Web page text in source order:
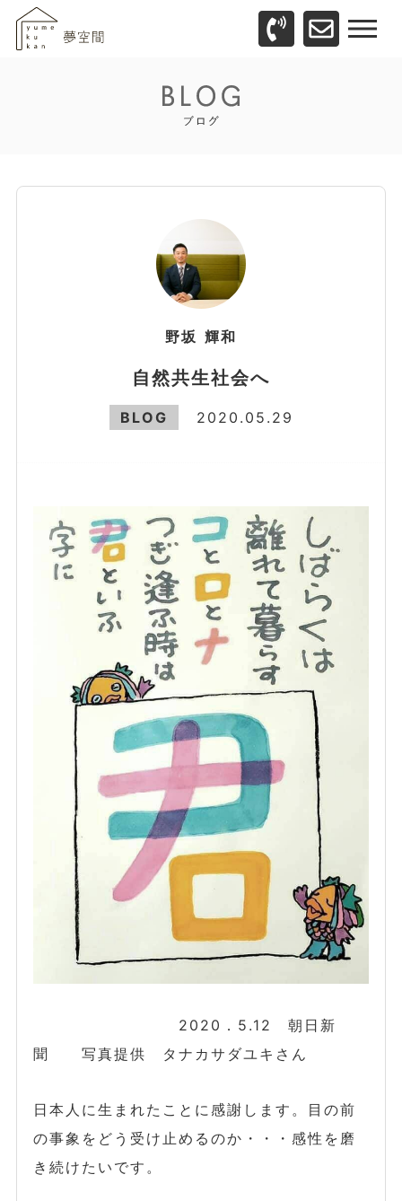
野坂 輝和
自然共生社会へ
BLOG 2020.05.29
2020．5.12 朝日新
聞 写真提供 タナカサダユキさん
日本人に生まれたことに感謝します。目の前
の事象をどう受け止めるのか・・・感性を磨
き続けたいです。